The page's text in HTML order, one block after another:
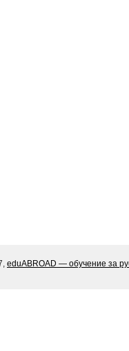
eduABROAD — обучение за